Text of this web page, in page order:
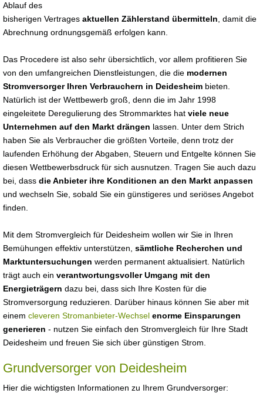
Ablauf des
bisherigen Vertrages aktuellen Zählerstand übermitteln , damit die
Abrechnung ordnungsgemäß erfolgen kann.
Das Procedere ist also sehr übersichtlich, vor allem profitieren Sie
von den umfangreichen Dienstleistungen, die die modernen
Stromversorger Ihren Verbrauchern in Deidesheim bieten.
Natürlich ist der Wettbewerb groß, denn die im Jahr 1998
eingeleitete Deregulierung des Strommarktes hat viele neue
Unternehmen auf den Markt drängen lassen. Unter dem Strich
haben Sie als Verbraucher die größten Vorteile, denn trotz der
laufenden Erhöhung der Abgaben, Steuern und Entgelte können Sie
diesen Wettbewerbsdruck für sich ausnutzen. Tragen Sie auch dazu
bei, dass die Anbieter ihre Konditionen an den Markt anpassen
und wechseln Sie, sobald Sie ein günstigeres und seriöses Angebot
finden.
Mit dem Stromvergleich für Deidesheim wollen wir Sie in Ihren
Bemühungen effektiv unterstützen, sämtliche Recherchen und
Marktuntersuchungen werden permanent aktualisiert. Natürlich
trägt auch ein verantwortungsvoller Umgang mit den
Energieträgern dazu bei, dass sich Ihre Kosten für die
Stromversorgung reduzieren. Darüber hinaus können Sie aber mit
einem cleveren Stromanbieter-Wechsel enorme Einsparungen
generieren - nutzen Sie einfach den Stromvergleich für Ihre Stadt
Deidesheim und freuen Sie sich über günstigen Strom.
Grundversorger von Deidesheim
Hier die wichtigsten Informationen zu Ihrem Grundversorger: